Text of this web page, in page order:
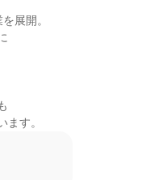
展開。
ます。